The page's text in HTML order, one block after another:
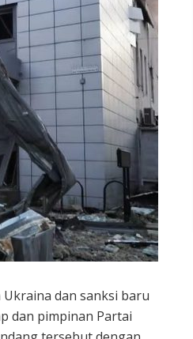
dan sanksi baru
dan pimpinan Partai